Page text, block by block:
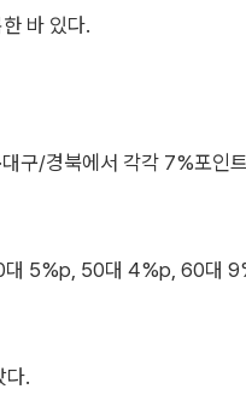
바 있다.
구/경북에서 각각 7%포인
대 5%p, 50대 4%p, 60대
다.